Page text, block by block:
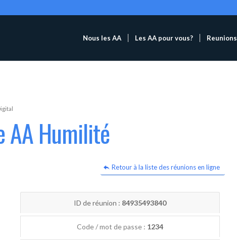
Nous les AA Les AA pour vous? Reunions
AA Humilité
Retour à la liste des réunions en ligne
ID de réunion : 84935493840
Code / mot de passe : 1234